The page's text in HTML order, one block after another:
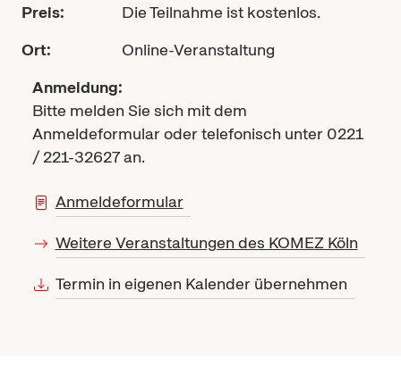
Preis:
Die Teilnahme ist kostenlos.
Ort:
Online-Veranstaltung
Anmeldung:
Bitte melden Sie sich mit dem
Anmeldeformular oder telefonisch unter 0221
/ 221-32627 an.
Anmeldeformular
Weitere Veranstaltungen des KOMEZ Köln
Termin in eigenen Kalender übernehmen